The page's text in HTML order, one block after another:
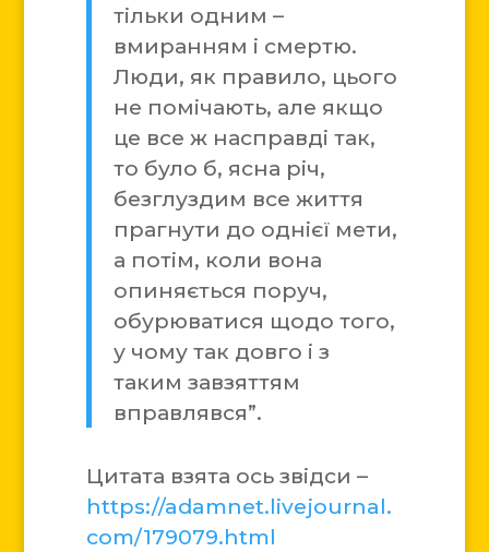
тільки одним –
вмиранням і смертю.
Люди, як правило, цього
не помічають, але якщо
це все ж насправді так,
то було б, ясна річ,
безглуздим все життя
прагнути до однієї мети,
а потім, коли вона
опиняється поруч,
обурюватися щодо того,
у чому так довго і з
таким завзяттям
вправлявся”.
Цитата взята ось звідси –
https://adamnet.livejournal.
com/179079.html